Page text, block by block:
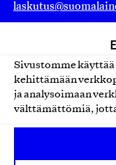
Sivustomme
kehittämään
ja analysoimaan
välttämättömiä,
Avainlippu